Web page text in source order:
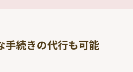
手続きの代行も可能